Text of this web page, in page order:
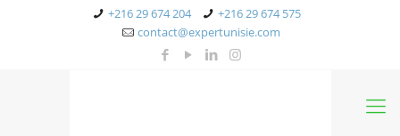
+216 29 674 204
+216 29 674 575
contact@expertunisie.com